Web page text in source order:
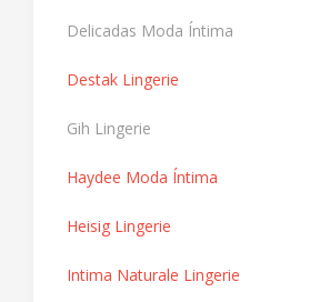
Delicadas Moda Íntima
Destak Lingerie
Gih Lingerie
Haydee Moda Íntima
Heisig Lingerie
Intima Naturale Lingerie